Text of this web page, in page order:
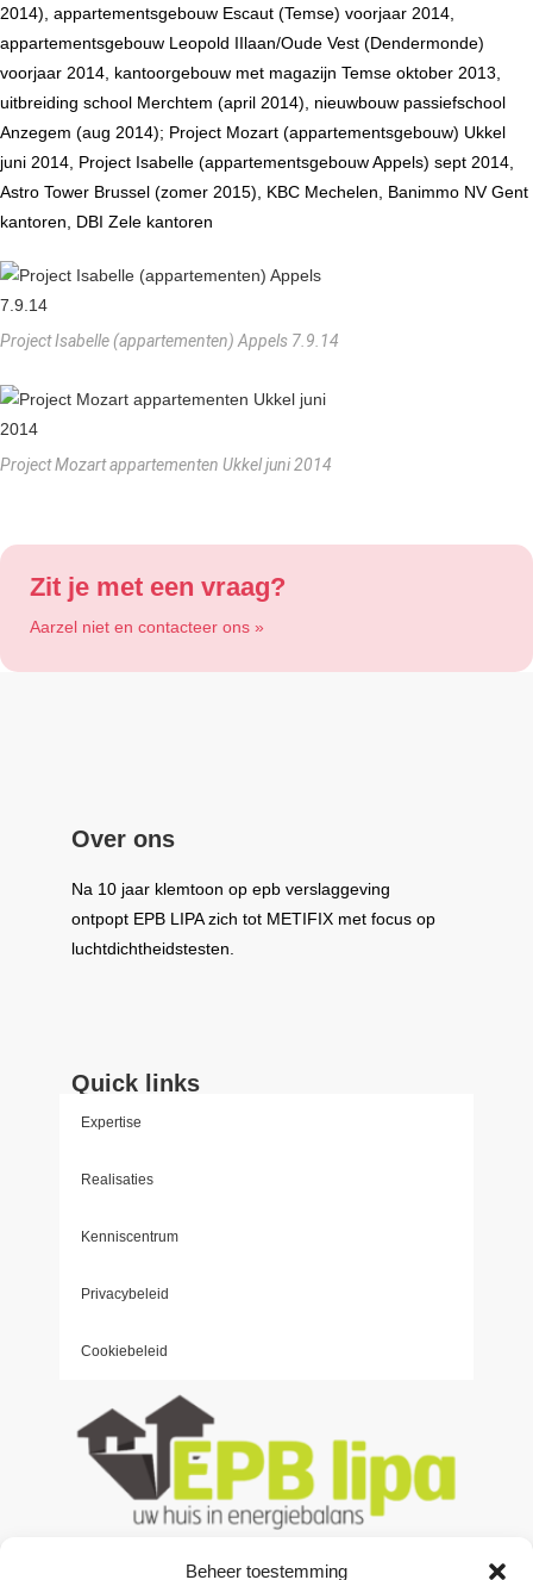
Beheer toestemming
2014), appartementsgebouw Escaut (Temse) voorjaar 2014,
appartementsgebouw Leopold IIlaan/Oude Vest (Dendermonde)
voorjaar 2014, kantoorgebouw met magazijn Temse oktober 2013,
uitbreiding school Merchtem (april 2014), nieuwbouw passiefschool
Anzegem (aug 2014); Project Mozart (appartementsgebouw) Ukkel
juni 2014, Project Isabelle (appartementsgebouw Appels) sept 2014,
Astro Tower Brussel (zomer 2015), KBC Mechelen, Banimmo NV Gent
kantoren, DBI Zele kantoren
Project Isabelle (appartementen) Appels 7.9.14
Project Mozart appartementen Ukkel juni 2014
Zit je met een vraag?
Aarzel niet en contacteer ons »
Over ons
Na 10 jaar klemtoon op epb verslaggeving
ontpopt EPB LIPAzich tot METIFIX met focus op
luchtdichtheidstesten.
Quick links
Expertise
Realisaties
Kenniscentrum
Privacybeleid
Cookiebeleid